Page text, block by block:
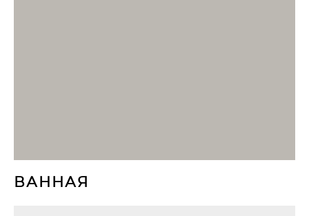
ВАННАЯ